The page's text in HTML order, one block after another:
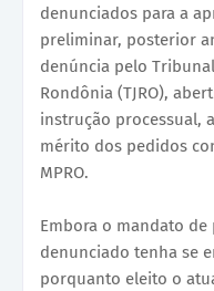
denunciados para a
preliminar, posterior
denúncia pelo
Rondônia (TJRO),
instrução processual,
mérito dos pedidos
MPRO.
Embora o mandato
denunciado tenha se
porquanto eleito o